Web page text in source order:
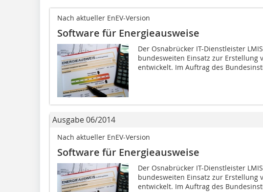
Nach aktueller EnEV-Version
Software für Energieausweise
Der Osnabrücker IT-Dienstleister
bundesweiten Einsatz zur Erstellung
entwickelt. Im Auftrag des
Ausgabe 06/2014
Nach aktueller EnEV-Version
Software für Energieausweise
Der Osnabrücker IT-Dienstleister
bundesweiten Einsatz zur Erstellung
entwickelt. Im Auftrag des